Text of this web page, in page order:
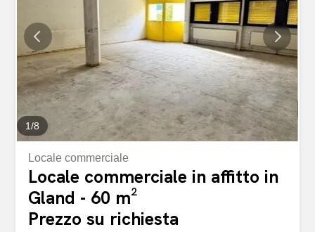
1/8
Locale commerciale
Locale commerciale in affitto in
Gland - 60 m²
Prezzo su richiesta